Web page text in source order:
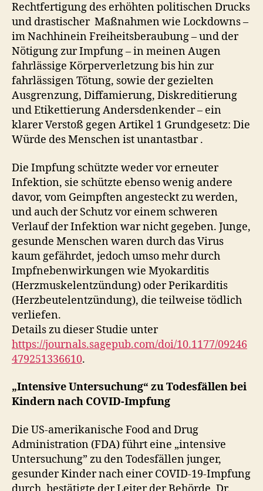
Rechtfertigung des erhöhten politischen Drucks
und drastischer Maßnahmen wie Lockdowns –
im Nachhinein Freiheitsberaubung – und der
Nötigung zur Impfung – in meinen Augen
fahrlässige Körperverletzung bis hin zur
fahrlässigen Tötung, sowie der gezielten
Ausgrenzung, Diffamierung, Diskreditierung
und Etikettierung Andersdenkender – ein
klarer Verstoß gegen Artikel 1 Grundgesetz: Die
Würde des Menschen ist unantastbar .
Die Impfung schützte weder vor erneuter
Infektion, sie schützte ebenso wenig andere
davor, vom Geimpften angesteckt zu werden,
und auch der Schutz vor einem schweren
Verlauf der Infektion war nicht gegeben. Junge,
gesunde Menschen waren durch das Virus
kaum gefährdet, jedoch umso mehr durch
Impfnebenwirkungen wie Myokarditis
(Herzmuskelentzündung) oder Perikarditis
(Herzbeutelentzündung), die teilweise tödlich
verliefen.
Details zu dieser Studie unter
https://journals.sagepub.com/doi/10.1177/09246
479251336610.
„Intensive Untersuchung“ zu Todesfällen bei
Kindern nach COVID-Impfung
Die US-amerikanische Food and Drug
Administration (FDA) führt eine „intensive
Untersuchung” zu den Todesfällen junger,
gesunder Kinder nach einer COVID-19-Impfung